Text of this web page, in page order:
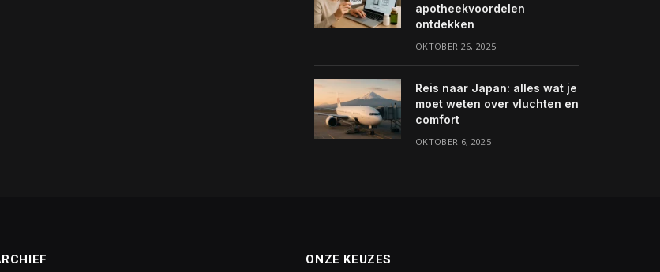
apotheekvoordelen
ontdekken
OKTOBER 26, 2025
Reis naar Japan: alles wat je
moet weten over vluchten en
comfort
OKTOBER 6, 2025
ONZE KEUZES